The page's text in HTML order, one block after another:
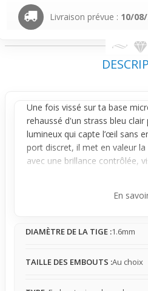
Livraison prévue : 10/
Une fois vissé sur ta base
rehaussé d'un strass bleu
lumineux qui capte l’œil sans
port discret, il met en valeur
avec une brillance contrôlée,
Conçu pour se visser sur une
invisible au toucher après
de cet embout te permet
En
DIAMÈTRE DE LA TIGE :1.6mm
TAILLE DES EMBOUTS :Au choix